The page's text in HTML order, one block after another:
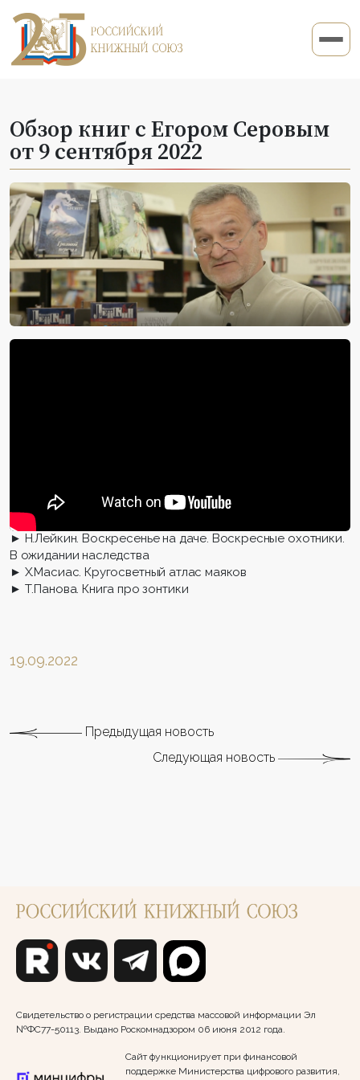
Обзор книг с Егором Серовым
от 9 сентября 2022
► Н.Лейкин. Воскресенье на даче. Воскресные охотники.
В ожидании наследства
► Х.Масиас. Кругосветный атлас маяков
► Т.Панова. Книга про зонтики
19.09.2022
Предыдущая новость
Следующая новость
Свидетельство о регистрации средства массовой информации Эл
№ФС77-50113. Выдано Роскомнадзором 06 июня 2012 года.
Сайт функционирует при финансовой
поддержке Министерства цифрового развития,